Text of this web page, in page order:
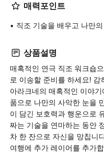
매력포인트
직조 기술을 배우고 나만
상품설명
매혹적인 연극 직조 워크숍
로 이송할 준비를 하세요!
아라크네의 매혹적인 이야
품으로 나만의 사악한 눈을
이 담긴 보호력과 행운으로
짜는 기술을 연마하는 동안
차 한 잔으로 자신을 망칩니
여행에 추가 레이어를 추가